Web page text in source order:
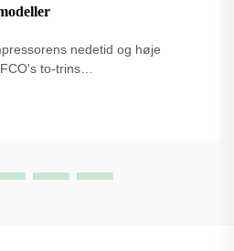
nedetid og høje
to-trins
en løsningsgennemgang.